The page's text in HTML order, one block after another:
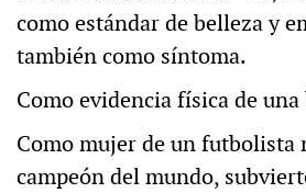
como estándar de belleza y
también como síntoma.
Como evidencia física de
Como mujer de un
campeón del mundo,